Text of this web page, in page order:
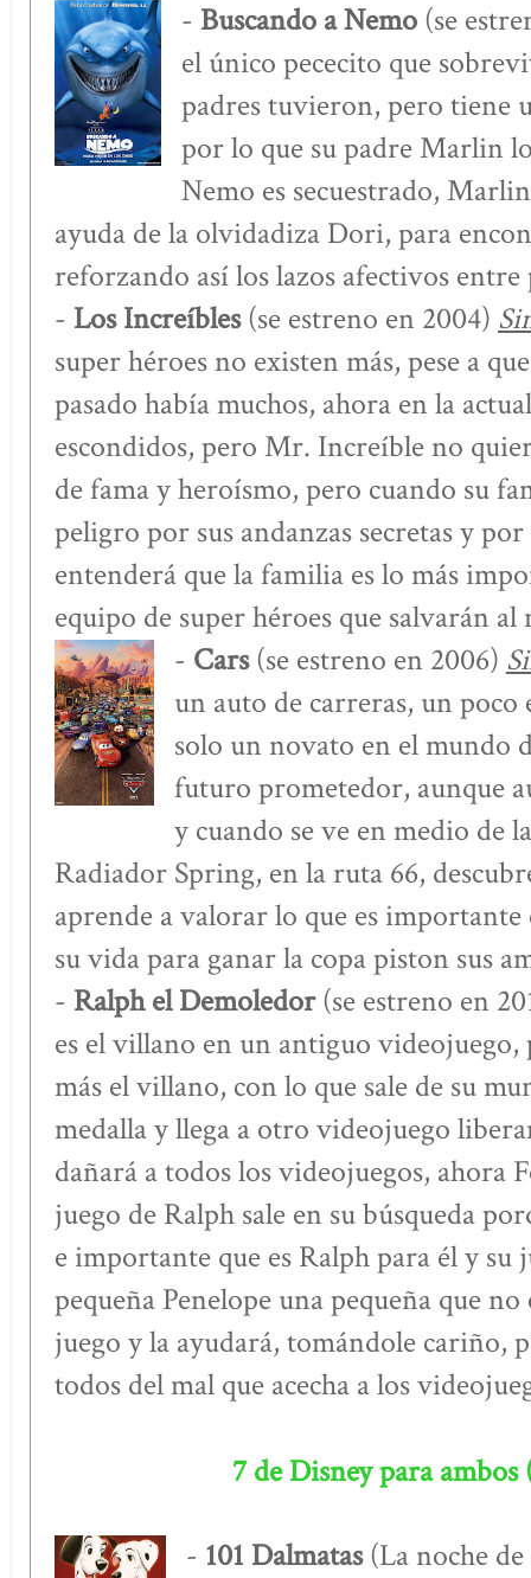
- Buscando a Nemo(se
el único pececito que
padres tuvieron, pero tiene
por lo que su padre Marlin
Nemo es secuestrado,
ayuda de la olvidadiza Dori, para
reforzando así los lazos afectivos
- Los Increíbles(se estreno en 2004)
super héroes no existen más, pese a
pasado había muchos, ahora en la
escondidos, pero Mr. Increíble no
de fama y heroísmo, pero cuando su
peligro por sus andanzas secretas y
entenderá que la familia es lo más
equipo de super héroes que salvarán
- Cars(se estreno en 2006)
un auto de carreras, un
solo un novato en el mundo
futuro prometedor, aunque
y cuando se ve en medio de
Radiador Spring, en la ruta 66,
aprende a valorar lo que es
su vida para ganar la copa piston sus
- Ralph el Demoledor(se estreno en
es el villano en un antiguo videojuego,
más el villano, con lo que sale de su
medalla y llega a otro videojuego
dañará a todos los videojuegos, ahora
juego de Ralph sale en su búsqueda
e importante que es Ralph para él y su
pequeña Penelope una pequeña que
juego y la ayudará, tomándole cariño,
todos del mal que acecha a los
7 de Disney para
- 101 Dalmatas(La noche de